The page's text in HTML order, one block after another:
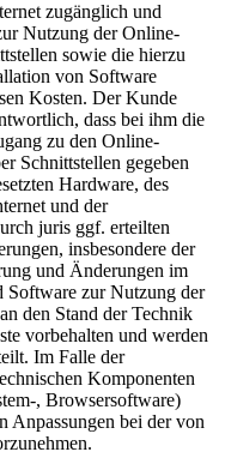
zugänglich und
Nutzung der Online-
sowie die hierzu
von Software
Kosten. Der Kunde
dass bei ihm die
zu den Online-
Schnittstellen gegeben
Hardware, des
und der
juris ggf. erteilten
insbesondere der
und Änderungen im
zur Nutzung der
den Stand der Technik
vorbehalten und werden
Im Falle der
Komponenten
, Browsersoftware)
Anpassungen bei der von